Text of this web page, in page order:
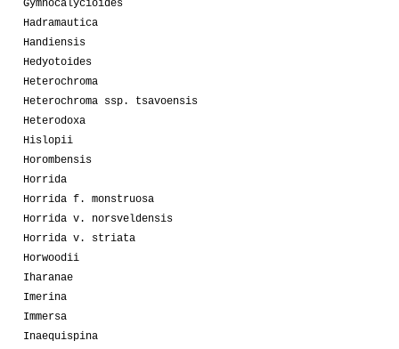
Gymnocalycioides
Hadramautica
Handiensis
Hedyotoides
Heterochroma
Heterochroma ssp. tsavoensis
Heterodoxa
Hislopii
Horombensis
Horrida
Horrida f. monstruosa
Horrida v. norsveldensis
Horrida v. striata
Horwoodii
Iharanae
Imerina
Immersa
Inaequispina